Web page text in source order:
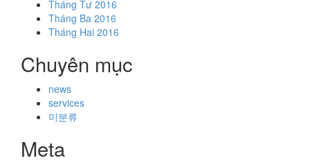
Tháng Tư 2016
Tháng Ba 2016
Tháng Hai 2016
Chuyên mục
news
services
미분류
Meta